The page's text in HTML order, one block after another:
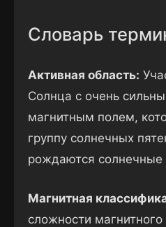
Словарь
Активная область:
Солнца с очень
магнитным полем,
группу солнечных
рождаются
Магнитная
сложности